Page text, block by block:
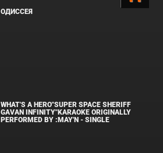
ОДИССЕЯ
WHAT'S A HERO"SUPER SPACE SHERIFF
GAVAN INFINITY"KARAOKE ORIGINALLY
PERFORMED BY :MAY'N - SINGLE